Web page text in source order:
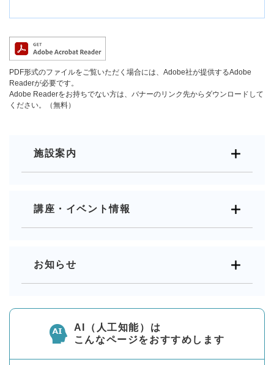
PDF形式のファイルをご覧いただく場合には、Adobe社が提供するAdobe
Readerが必要です。
Adobe Readerをお持ちでない方は、バナーのリンク先からダウンロードして
ください。（無料）
施設案内
講座・イベント情報
お知らせ
AI（人工知能）は
こんなページをおすすめします